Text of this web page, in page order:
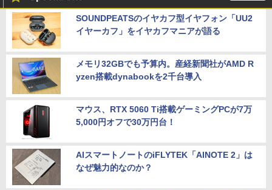
SOUNDPEATSのイヤカフ型イヤフォン「UU2
イヤーカフ」をイヤカフマニアが語る
メモリ32GBでも予算内。産経新聞社がAMD R
yzen搭載dynabookを2千台導入
マウス、RTX 5060 Ti搭載ゲーミングPCが7万
5,000円オフで30万円台！
AIスマートノートのiFLYTEK「AINOTE 2」は
なぜ魅力的なのか？